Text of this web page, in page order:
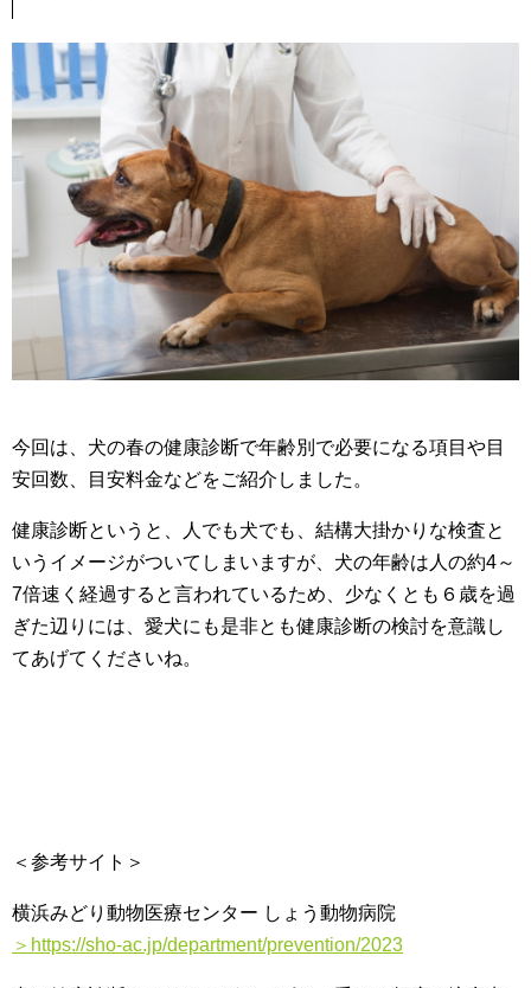
今回は、犬の春の健康診断で年齢別で必要になる項目や目
安回数、目安料金などをご紹介しました。
健康診断というと、人でも犬でも、結構大掛かりな検査と
いうイメージがついてしまいますが、犬の年齢は人の約4～
7倍速く経過すると言われているため、少なくとも６歳を過
ぎた辺りには、愛犬にも是非とも健康診断の検討を意識し
てあげてくださいね。
＜参考サイト＞
横浜みどり動物医療センター しょう動物病院
＞https://sho-ac.jp/department/prevention/2023